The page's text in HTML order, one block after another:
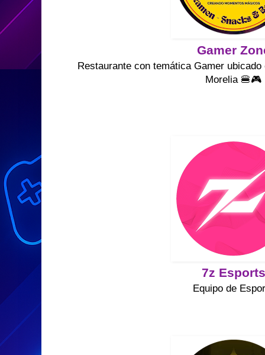
Gamer
Restaurante con temática Gamer
Morelia 🍔🎮
7z Esports
Equipo de